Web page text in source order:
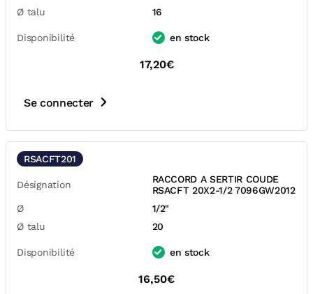
Ø talu
16
Disponibilité en stock
17,20€
Se connecter
RSACFT201
Désignation
RACCORD A SERTIR COUDE
RSACFT 20X2-1/2 7096GW2012
Ø
1/2"
Ø talu
20
Disponibilité en stock
16,50€